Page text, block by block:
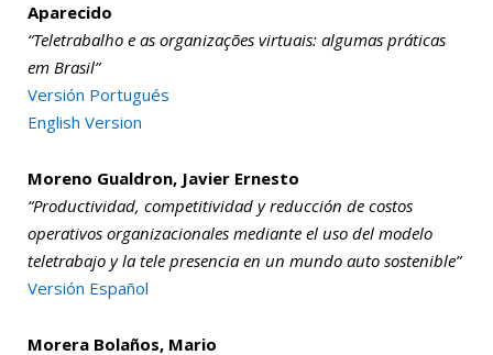
Aparecido
“Teletrabalho e as organizações virtuais: algumas práticas
em Brasil”
Versión Portugués
English Version
Moreno Gualdron, Javier Ernesto
“Productividad, competitividad y reducción de costos
operativos organizacionales mediante el uso del modelo
teletrabajo y la tele presencia en un mundo auto sostenible”
Versión Español
Morera Bolaños, Mario